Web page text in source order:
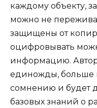
каждому объекту,
можно не
защищены от
оцифровывать
информацию.
единожды, больше
сомнению и будет
базовых знаний о